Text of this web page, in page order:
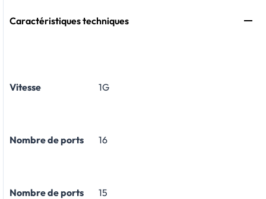
Caractéristiques techniques
Vitesse 1G
Nombre de ports 16
Nombre de ports
15